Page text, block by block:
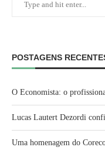
POSTAGENS
O Economista: o
Lucas Lautert Dezordi
Uma homenagem do